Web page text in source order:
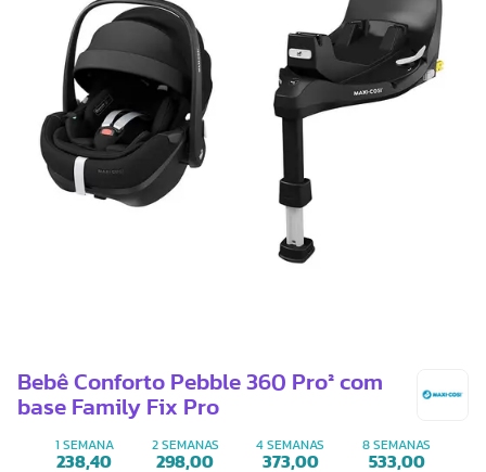
Bebê Conforto Pebble 360 Pro² com
base Family Fix Pro
1 SEMANA
238,40
2 SEMANAS
298,00
4 SEMANAS
373,00
8 SEMANAS
533,00